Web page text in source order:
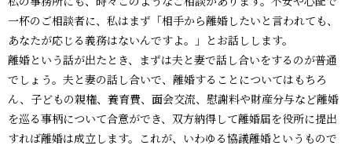
一杯のご相談者に、私はまず「相手から離婚したいと言われても、
あなたが応じる義務はないんですよ。」とお話しします。
離婚という話が出たとき、まずは夫と妻で話し合いをするのが普通
でしょう。夫と妻の話し合いで、離婚することについてはもちろ
ん、子どもの親権、養育費、面会交流、慰謝料や財産分与など離婚
を巡る事柄について合意ができ、双方納得して離婚届を役所に提出
すれば離婚は成立します。これが、いわゆる協議離婚というもので